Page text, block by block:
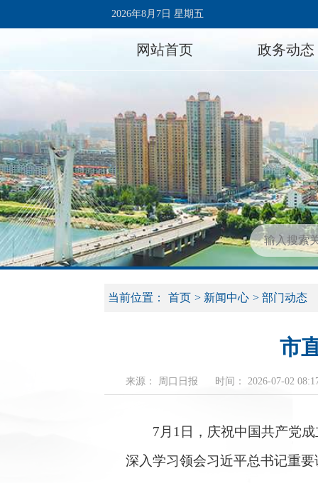
2026年8月7日 星期五
网站首页 政务动态
当前位置： 首页 > 新闻中心 > 部门动态
市
来源： 周口日报 时间： 2026-07-02
7月1日，庆祝中国共产党成
深入学习领会习近平总书记重